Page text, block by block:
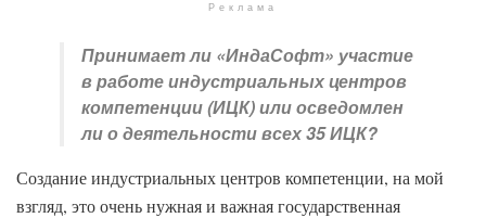
Реклама
Принимает ли «ИндаСофт» участие
в работе индустриальных центров
компетенции (ИЦК) или осведомлен
ли о деятельности всех 35 ИЦК?
Создание индустриальных центров компетенции, на мой
взгляд, это очень нужная и важная государственная